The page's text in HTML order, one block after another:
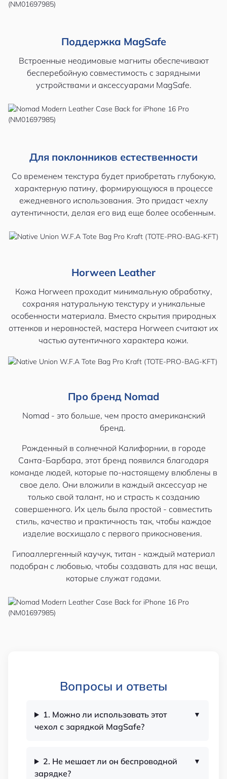
Поддержка MagSafe
Встроенные неодимовые магниты обеспечивают
бесперебойную совместимость с зарядными
устройствами и аксессуарами MagSafe.
Для поклонников естественности
Со временем текстура будет приобретать глубокую,
характерную патину, формирующуюся в процессе
ежедневного использования. Это придаст чехлу
аутентичности, делая его вид еще более особенным.
Horween Leather
Кожа Horween проходит минимальную обработку,
сохраняя натуральную текстуру и уникальные
особенности материала. Вместо скрытия природных
оттенков и неровностей, мастера Horween считают их
частью аутентичного характера кожи.
Про бренд Nomad
Nomad - это больше, чем просто американский
бренд.
Рожденный в солнечной Калифорнии, в городе
Санта-Барбара, этот бренд появился благодаря
команде людей, которые по-настоящему влюблены в
свое дело. Они вложили в каждый аксессуар не
только свой талант, но и страсть к созданию
совершенного. Их цель была простой - совместить
стиль, качество и практичность так, чтобы каждое
изделие восхищало с первого прикосновения.
Гипоаллергенный каучук, титан - каждый материал
подобран с любовью, чтобы создавать для нас вещи,
которые служат годами.
Вопросы и ответы
1. Можно ли использовать этот
чехол с зарядкой MagSafe?
2. Не мешает ли он беспроводной
зарядке?